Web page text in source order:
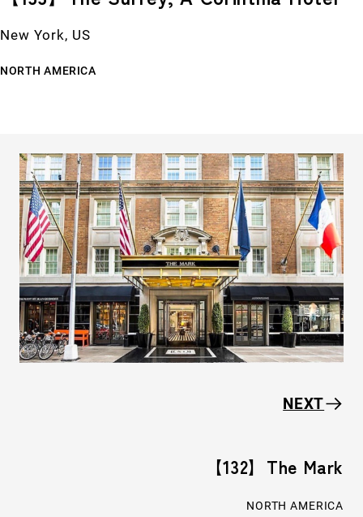
New York, US
NORTH AMERICA
NEXT
【132】The Mark
NORTH AMERICA